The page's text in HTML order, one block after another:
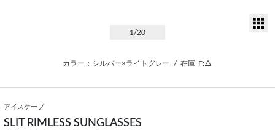
1 /20
カラー：シルバー×ライトグレー / 在庫 F:△
アイスケープ
SLIT RIMLESS SUNGLASSES